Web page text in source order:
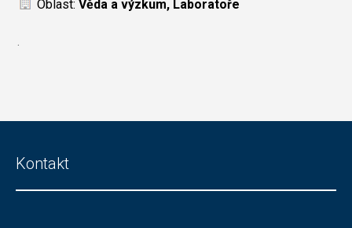
Oblast:Věda a výzkum, Laboratoře
.
Kontakt